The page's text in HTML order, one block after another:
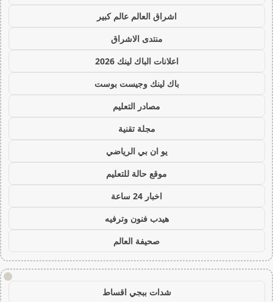
اشراق العالم عالم كبير
منتدى الاشراق
اعلانات الباك لينك 2026
باك لينك وجيست بوست
مصادر التعليم
مجلة تقنية
يو ان بي الرياضي
موقع حالة للتعليم
اخبار 24 ساعة
هيدب فنون وترفيه
صحيفة العالم
!
شدات ببجي اقساط